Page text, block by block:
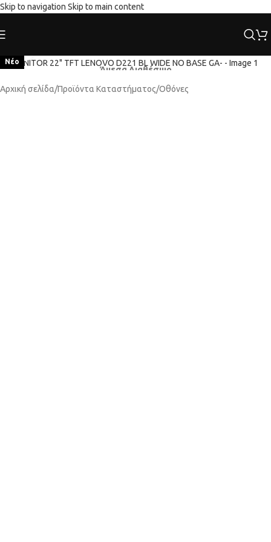
Skip to navigation Skip to main content
Νέο
Άμεσα Διαθέσιμο
Αρχική σελίδα/Προϊόντα Καταστήματος/Οθόνες